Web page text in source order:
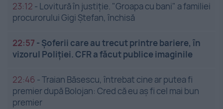
23:12 - Lovitură în justiție. "Groapa cu bani" a familiei
procurorului Gigi Ștefan, închisă
22:57 - Șoferii care au trecut printre bariere, în
vizorul Poliției. CFR a făcut publice imaginile
22:46 -Traian Băsescu, întrebat cine ar putea fi
premier după Bolojan: Cred că eu aș fi cel mai bun
premier